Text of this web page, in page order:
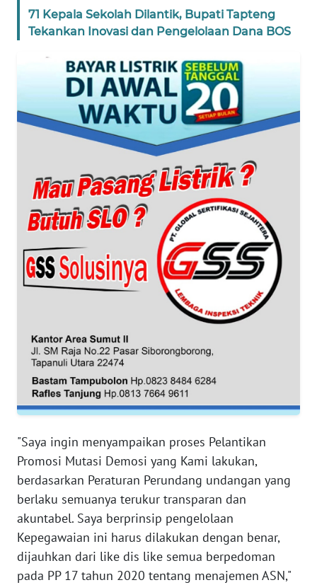
71 Kepala Sekolah Dilantik, Bupati Tapteng
Tekankan Inovasi dan Pengelolaan Dana BOS
"Saya ingin menyampaikan proses Pelantikan
Promosi Mutasi Demosi yang Kami lakukan,
berdasarkan Peraturan Perundang undangan yang
berlaku semuanya terukur transparan dan
akuntabel. Saya berprinsip pengelolaan
Kepegawaian ini harus dilakukan dengan benar,
dijauhkan dari like dis like semua berpedoman
pada PP 17 tahun 2020 tentang menajemen ASN,"
WN
SUMUT
WN
WN
BANTEN
WN
WN
WN
PAPUA
WN
PAPUA
BARAT
WN
RIAU
WN
SERAMBI
WN
JAMBI